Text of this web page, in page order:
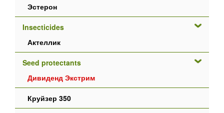
Эстерон
Insecticides
Актеллик
Seed protectants
Дивиденд Экстрим
Круйзер 350